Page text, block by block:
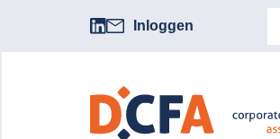
Inloggen